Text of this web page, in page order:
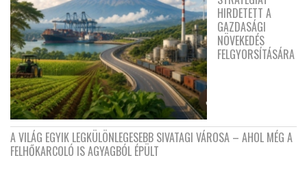
HIRDETETT A
GAZDASÁGI
NÖVEKEDÉS
FELGYORSÍTÁSÁRA
A VILÁG EGYIK LEGKÜLÖNLEGESEBB SIVATAGI VÁROSA – AHOL MÉG A
FELHŐKARCOLÓ IS AGYAGBÓL ÉPÜLT